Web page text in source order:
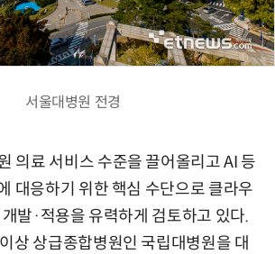
서울대병원 전경
의료 서비스 수준을 끌어올리고 AI 등
대응하기 위한 핵심 수단으로 클라우
발·적용을 유력하게 검토하고 있다.
상 상급종합병원인 국립대병원을 대